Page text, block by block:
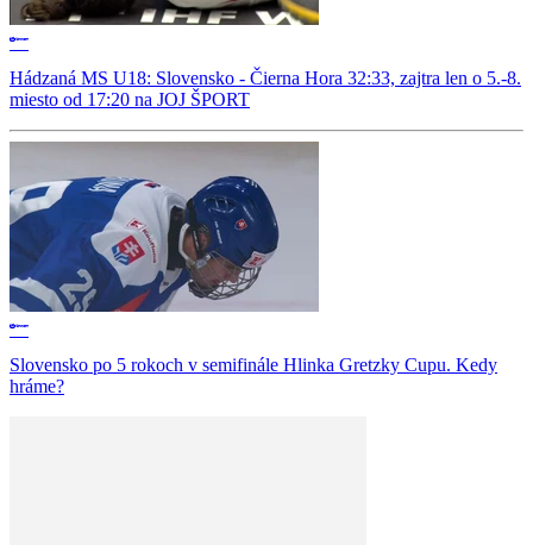
Hádzaná MS U18: Slovensko - Čierna Hora 32:33, zajtra len o 5.-8.
miesto od 17:20 na JOJ ŠPORT
Slovensko po 5 rokoch v semifinále Hlinka Gretzky Cupu. Kedy
hráme?